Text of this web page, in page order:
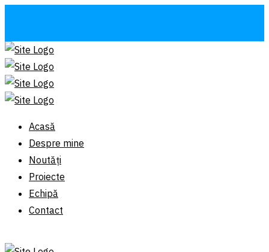
Acasă
Despre mine
Noutăți
Proiecte
Echipă
Contact